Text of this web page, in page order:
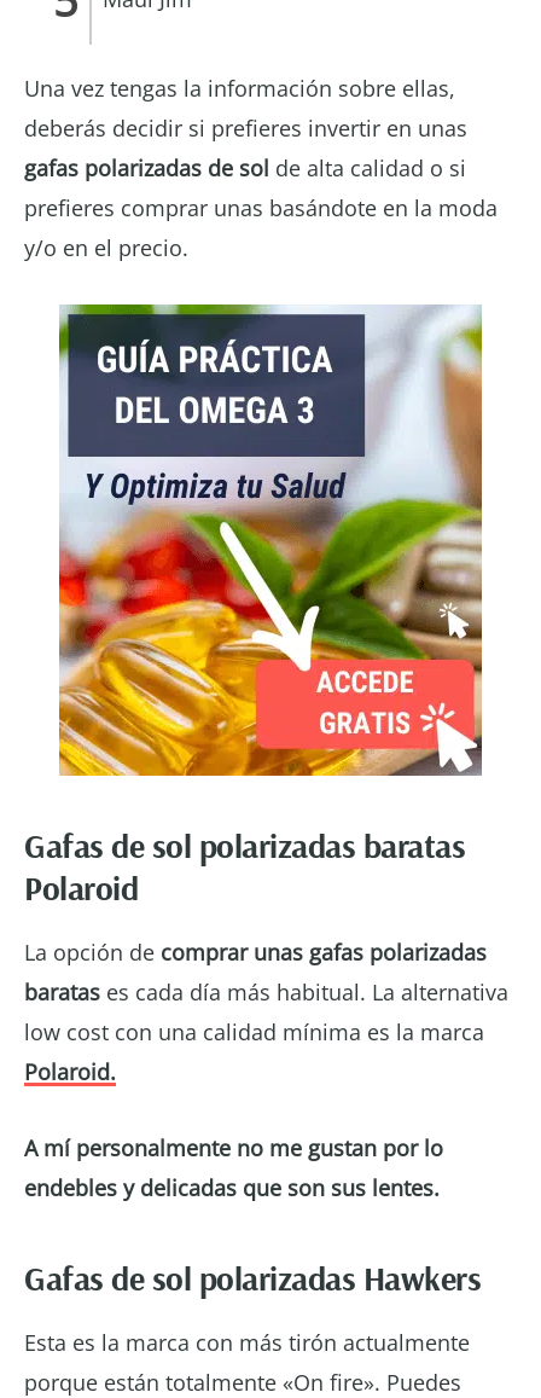
Una vez tengas la información sobre ellas,
deberás decidir si prefieres invertir en unas
gafas polarizadas de sol de alta calidad o si
prefieres comprar unas basándote en la moda
y/o en el precio.
Gafas de sol polarizadas baratas
Polaroid
La opción de comprar unas gafas polarizadas
baratas es cada día más habitual. La alternativa
low cost con una calidad mínima es la marca
Polaroid.
A mí personalmente no me gustan por lo
endebles y delicadas que son sus lentes.
Gafas de sol polarizadas Hawkers
Esta es la marca con más tirón actualmente
porque están totalmente «On fire». Puedes